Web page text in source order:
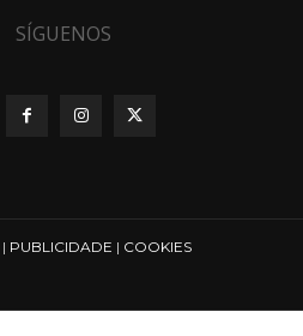
SÍGUENOS
| PUBLICIDADE | COOKIES